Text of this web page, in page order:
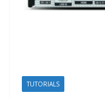
TUTORIALS